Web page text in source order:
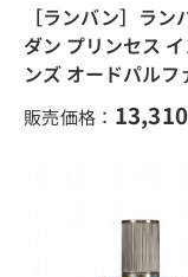
［ランバン］ラン
ダン プリンセス
ンズ オードパルフ
販売価格： 13,310